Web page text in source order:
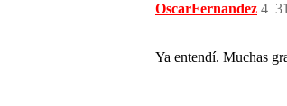
OscarFernandez 4
Ya entendí. Muchas